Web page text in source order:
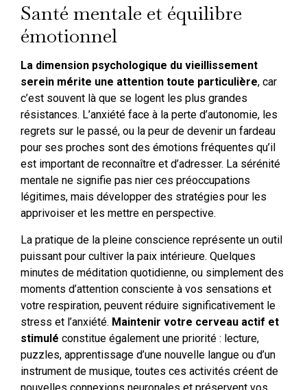
Santé mentale et équilibre
émotionnel
La dimension psychologique du vieillissement
serein mérite une attention toute particulière, car
c’est souvent là que se logent les plus grandes
résistances. L’anxiété face à la perte d’autonomie, les
regrets sur le passé, ou la peur de devenir un fardeau
pour ses proches sont des émotions fréquentes qu’il
est important de reconnaître et d’adresser. La sérénité
mentale ne signifie pas nier ces préoccupations
légitimes, mais développer des stratégies pour les
apprivoiser et les mettre en perspective.
La pratique de la pleine conscience représente un outil
puissant pour cultiver la paix intérieure. Quelques
minutes de méditation quotidienne, ou simplement des
moments d’attention consciente à vos sensations et
votre respiration, peuvent réduire significativement le
stress et l’anxiété. Maintenir votre cerveau actif et
stimulé constitue également une priorité : lecture,
puzzles, apprentissage d’une nouvelle langue ou d’un
instrument de musique, toutes ces activités créent de
nouvelles connexions neuronales et préservent vos